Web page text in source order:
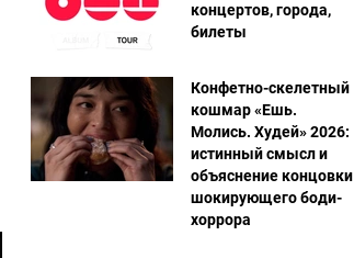
концертов, города,
билеты
Конфетно-скелетный
кошмар «Ешь.
Молись. Худей» 2026:
истинный смысл и
объяснение концовки
шокирующего боди-
хоррора